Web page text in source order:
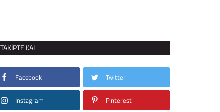
TAKIPTE KAL
Facebook Twitter
Instagram Pinterest